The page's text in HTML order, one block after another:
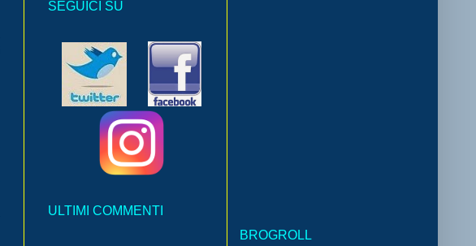
SEGUICI SU
ULTIMI COMMENTI
BROGROLL